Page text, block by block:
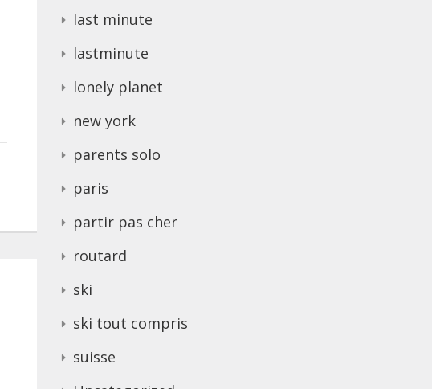
last minute
lastminute
lonely planet
new york
parents solo
paris
partir pas cher
routard
ski
ski tout compris
suisse